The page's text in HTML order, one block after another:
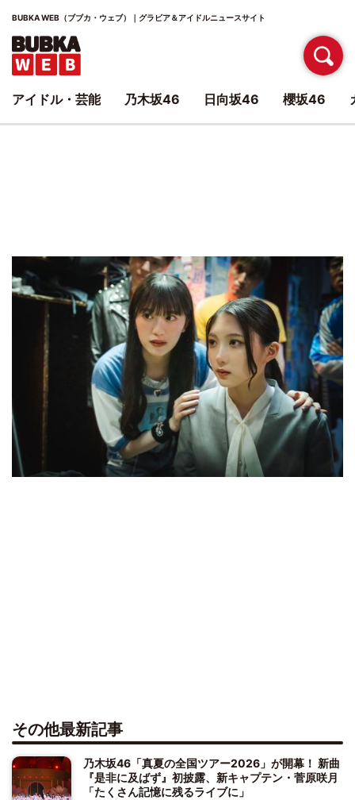
BUBKA WEB（ブブカ・ウェブ）｜グラビア＆アイドルニュースサイト
その他最新記事
乃木坂46「真夏の全国ツアー2026」が開幕！ 新曲
『是非に及ばず』初披露、新キャプテン・菅原咲月
「たくさん記憶に残るライブに」
アイドル・芸能 乃木坂46 日向坂46 櫻坂46